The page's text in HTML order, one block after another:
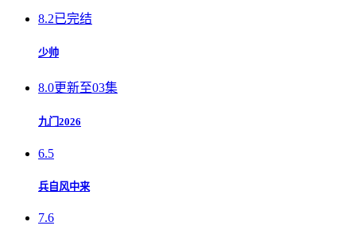
8.2已完结
少帅
8.0更新至03集
九门2026
6.5
兵自风中来
7.6